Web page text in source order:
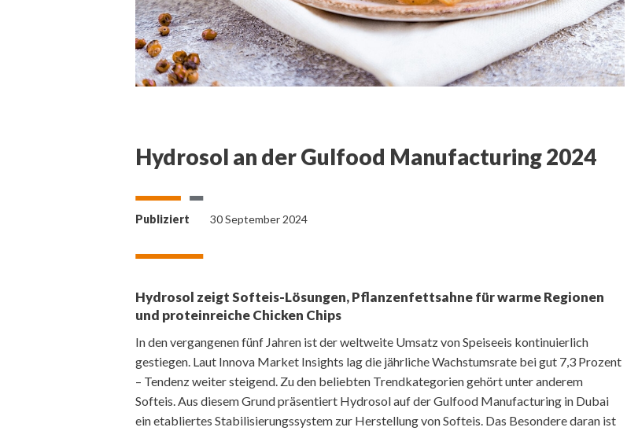
Hydrosol an der Gulfood Manufacturing 2024
Publiziert 30 September 2024
Hydrosol zeigt Softeis-Lösungen, Pflanzenfettsahne für warme Regionen
und proteinreiche Chicken Chips
In den vergangenen fünf Jahren ist der weltweite Umsatz von Speiseeis kontinuierlich
gestiegen. Laut Innova Market Insights lag die jährliche Wachstumsrate bei gut 7,3 Prozent
– Tendenz weiter steigend. Zu den beliebten Trendkategorien gehört unter anderem
Softeis. Aus diesem Grund präsentiert Hydrosol auf der Gulfood Manufacturing in Dubai
ein etabliertes Stabilisierungssystem zur Herstellung von Softeis. Das Besondere daran ist